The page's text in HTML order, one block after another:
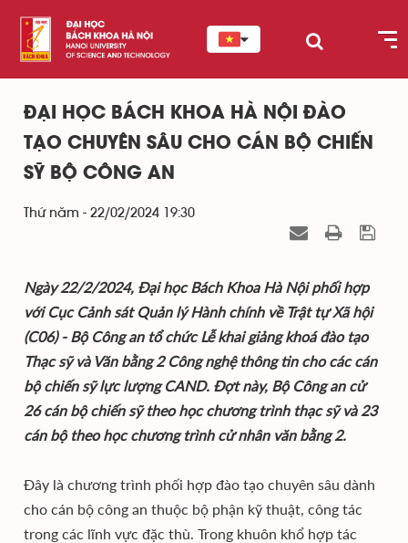
ĐẠI HỌC BÁCH KHOA HÀ NỘI ĐÀO
TẠO CHUYÊN SÂU CHO CÁN BỘ CHIẾN
SỸ BỘ CÔNG AN
Thứ năm - 22/02/2024 19:30
Ngày 22/2/2024, Đại học Bách Khoa Hà Nội phối hợp
với Cục Cảnh sát Quản lý Hành chính về Trật tự Xã hội
(C06) - Bộ Công an tổ chức Lễ khai giảng khoá đào tạo
Thạc sỹ và Văn bằng 2 Công nghệ thông tin cho các cán
bộ chiến sỹ lực lượng CAND. Đợt này, Bộ Công an cử
26 cán bộ chiến sỹ theo học chương trình thạc sỹ và 23
cán bộ theo học chương trình cử nhân văn bằng 2.
Đây là chương trình phối hợp đào tạo chuyên sâu dành
cho cán bộ công an thuộc bộ phận kỹ thuật, công tác
trong các lĩnh vực đặc thù. Trong khuôn khổ hợp tác